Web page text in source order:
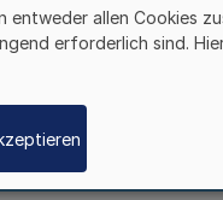
allen Cookies
erforderlich sind.